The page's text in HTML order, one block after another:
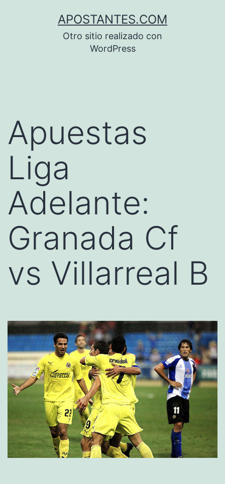
APOSTANTES.COM
Otro sitio realizado con
WordPress
Apuestas
Liga
Adelante:
Granada Cf
vs Villarreal B